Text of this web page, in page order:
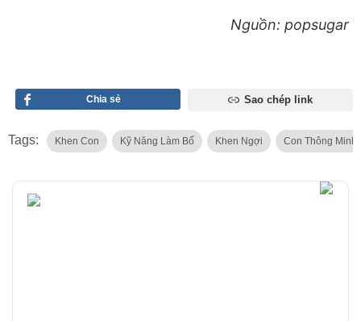
Nguồn: popsugar
Chia sẻ Sao chép link
Tags: Khen Con Kỹ Năng Làm Bố Khen Ngợi Con Thông Minh